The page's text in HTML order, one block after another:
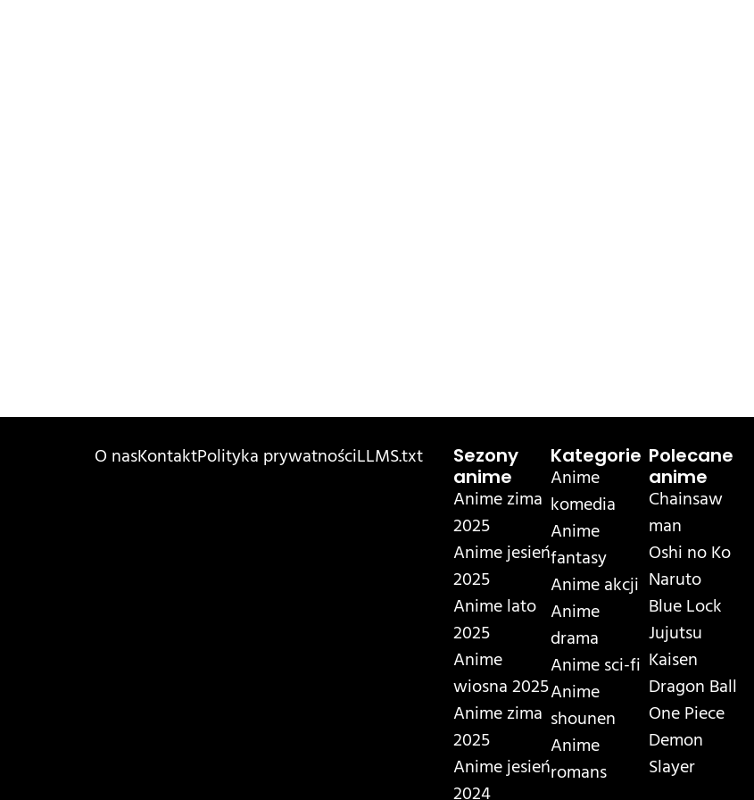
O nasKontaktPolityka prywatnościLLMS.txt
Sezony
anime
Anime zima
2025
Anime jesień
2025
Anime lato
2025
Anime
wiosna 2025
Anime zima
2025
Anime jesień
Kategorie
Anime
komedia
Anime
fantasy
Anime akcji
Anime
drama
Anime sci-fi
Anime
shounen
Anime
romans
Polecane
anime
Chainsaw
man
Oshi no Ko
Naruto
Blue Lock
Jujutsu
Kaisen
Dragon Ball
One Piece
Demon
Slayer